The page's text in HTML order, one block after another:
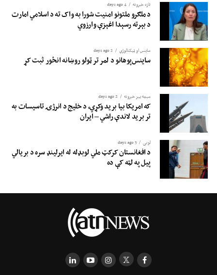
تازه خبرونه 4 days ago
د ملګرو ملتونو امنیت شورا به واک ته د اسلامي امارت
د بېرته رسېدا اغېزې وارزوي
ساینس او ​​ټیکنالوژي 2 days ago
ساینس‌پوهانو د لمر تر ټولو روښانه انځور ثبت کړ
سیمه ییز خبرونه 2 days ago
که امریکا بیا برید وکړي، د خلیج د انرژۍ تاسیسات به
تر برید لاندې راشي – ایران
لوبی 3 days ago
د افغانستان کرکټ ملي لوبډله له ایرلینډ سره د بریالي
پیل په لټه کې ده